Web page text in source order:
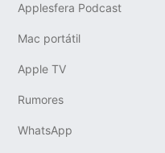
Applesfera Podcast
Mac portátil
Apple TV
Rumores
WhatsApp